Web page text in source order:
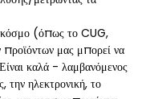
κόσμο (όπως το CUG,
μας μπορεί να
καλά - λαμβανόμενος
την ηλεκτρονική, το